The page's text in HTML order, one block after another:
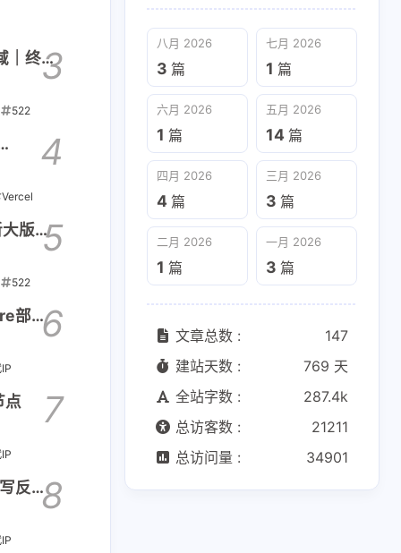
｜终极
3
522
4
Vercel
版本5
522
部署6
点 7
反代8
八月 2026
3 篇
七月 2026
1 篇
六月 2026
1 篇
五月 2026
14 篇
四月 2026
4 篇
三月 2026
3 篇
二月 2026
1 篇
一月 2026
3 篇
文章总数 :
147
建站天数 :
769 天
全站字数 :
287.4k
总访客数 :
21211
总访问量 :
34901